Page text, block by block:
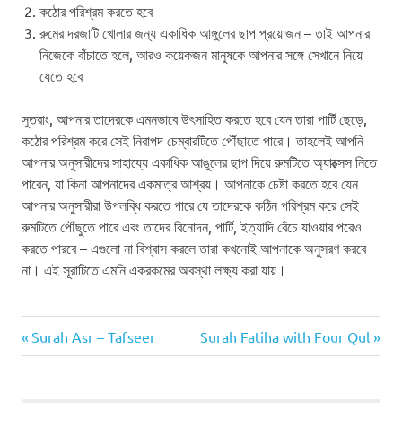
কঠোর পরিশ্রম করতে হবে
রুমের দরজাটি খোলার জন্য একাধিক আঙ্গুলের ছাপ প্রয়োজন – তাই আপনার
নিজেকে বাঁচাতে হলে, আরও কয়েকজন মানুষকে আপনার সঙ্গে সেখানে নিয়ে
যেতে হবে
সুতরাং, আপনার তাদেরকে এমনভাবে উৎসাহিত করতে হবে যেন তারা পার্টি ছেড়ে,
কঠোর পরিশ্রম করে সেই নিরাপদ চেম্বারটিতে পৌঁছাতে পারে। তাহলেই আপনি
আপনার অনুসারীদের সাহায্যে একাধিক আঙুলের ছাপ দিয়ে রুমটিতে অ্যাক্সেস নিতে
পারেন, যা কিনা আপনাদের একমাত্র আশ্রয়। আপনাকে চেষ্টা করতে হবে যেন
আপনার অনুসারীরা উপলব্ধি করতে পারে যে তাদেরকে কঠিন পরিশ্রম করে সেই
রুমটিতে পৌঁছুতে পারে এবং তাদের বিনোদন, পার্টি, ইত্যাদি বেঁচে যাওয়ার পরেও
করতে পারবে – এগুলো না বিশ্বাস করলে তারা কখনোই আপনাকে অনুসরণ করবে
না। এই সূরাটিতে এমনি একরকমের অবস্থা লক্ষ্য করা যায়।
Post
Previous
Post:
Surah Asr – Tafseer
Next
Post:
Surah Fatiha with Four Qul